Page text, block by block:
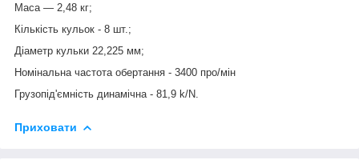
Маса — 2,48 кг;
Кількість кульок - 8 шт.;
Діаметр кульки 22,225 мм;
Номінальна частота обертання - 3400 про/мін
Грузопід'ємність динамічна - 81,9 k/N.
Приховати